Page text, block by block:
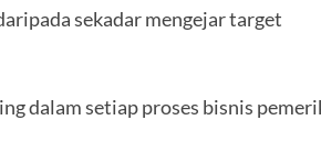
sekadar mengejar target
dalam setiap proses bisnis